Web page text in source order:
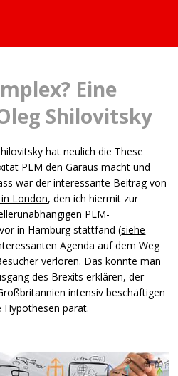
Eine
Shilovitsky
hat neulich die These
PLM den Garaus macht und
war der interessante Beitrag von
London, den ich hiermit zur
PLM-
in Hamburg stattfand (siehe
Agenda auf dem Weg
verloren. Das könnte man
des Brexits erklären, der
intensiv beschäftigen
parat.